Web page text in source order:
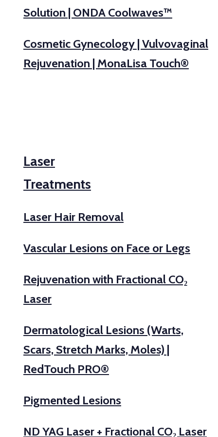
Solution | ONDA Coolwaves™
Cosmetic Gynecology | Vulvovaginal
Rejuvenation | MonaLisa Touch®
Laser
Treatments
Laser Hair Removal
Vascular Lesions on Face or Legs
Rejuvenation with Fractional CO₂
Laser
Dermatological Lesions (Warts,
Scars, Stretch Marks, Moles) |
RedTouch PRO®
Pigmented Lesions
ND YAG Laser + Fractional CO₂ Laser